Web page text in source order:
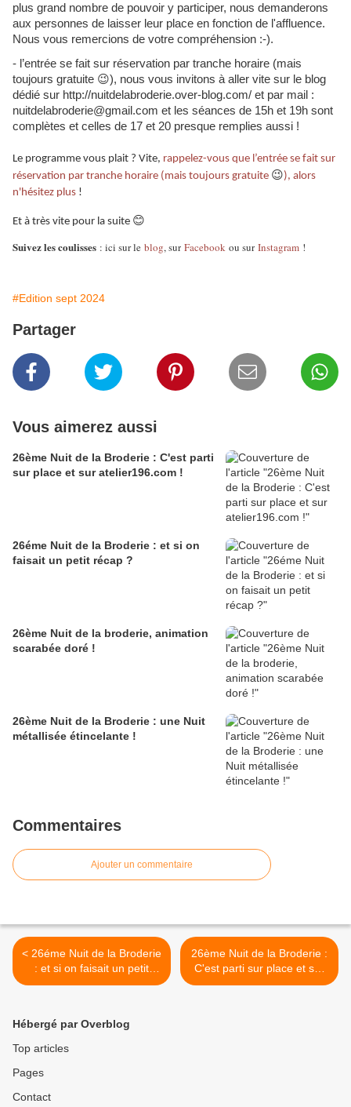
plus grand nombre de pouvoir y participer, nous demanderons
aux personnes de laisser leur place en fonction de l'affluence.
Nous vous remercions de votre compréhension :-).
- l’entrée se fait sur réservation par tranche horaire (mais
toujours gratuite 😉), nous vous invitons à aller vite sur le blog
dédié sur http://nuitdelabroderie.over-blog.com/ et par mail :
nuitdelabroderie@gmail.com et les séances de 15h et 19h sont
complètes et celles de 17 et 20 presque remplies aussi !
Le programme vous plait ? Vite, rappelez-vous que l’entrée se fait sur
réservation par tranche horaire (mais toujours gratuite 😉), alors
n'hésitez plus !
Et à très vite pour la suite 😊
Suivez les coulisses : ici sur le blog, sur Facebook ou sur Instagram !
#Edition sept 2024
Partager
Vous aimerez aussi
26ème Nuit de la Broderie : C'est parti
sur place et sur atelier196.com !
26éme Nuit de la Broderie : et si on
faisait un petit récap ?
26ème Nuit de la broderie, animation
scarabée doré !
26ème Nuit de la Broderie : une Nuit
métallisée étincelante !
Commentaires
Ajouter un commentaire
< 26éme Nuit de la Broderie
: et si on faisait un petit
récap ?
26ème Nuit de la Broderie :
C'est parti sur place et sur
atelier196.com ! >
Hébergé par Overblog
Top articles
Pages
Contact